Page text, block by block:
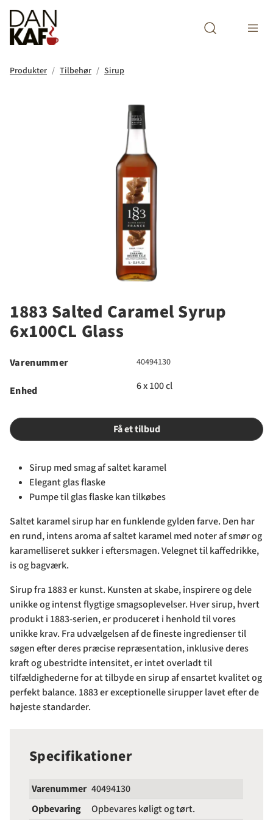
Produkter Tilbehør Sirup
1883 Salted Caramel Syrup
6x100CL Glass
Varenummer 40494130
Enhed 6 x 100 cl
Få et tilbud
Sirup med smag af saltet karamel
Elegant glas flaske
Pumpe til glas flaske kan tilkøbes
Saltet karamel sirup har en funklende gylden farve. Den har
en rund, intens aroma af saltet karamel med noter af smør og
karamelliseret sukker i eftersmagen. Velegnet til kaffedrikke,
is og bagværk.
Sirup fra 1883 er kunst. Kunsten at skabe, inspirere og dele
unikke og intenst flygtige smagsoplevelser. Hver sirup, hvert
produkt i 1883-serien, er produceret i henhold til vores
unikke krav. Fra udvælgelsen af de fineste ingredienser til
søgen efter deres præcise repræsentation, inklusive deres
kraft og ubestridte intensitet, er intet overladt til
tilfældighederne for at tilbyde en sirup af ensartet kvalitet og
perfekt balance. 1883 er exceptionelle sirupper lavet efter de
højeste standarder.
Specifikationer
Varenummer 40494130
Opbevaring
Opbevares køligt og tørt.